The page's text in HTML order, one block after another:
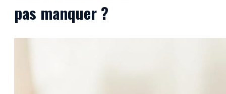
pas manquer ?